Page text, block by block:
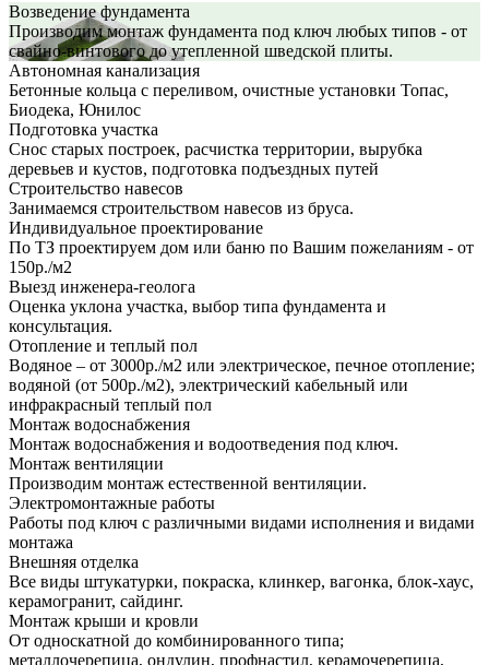
Возведение фундамента
Производим монтаж фундамента под ключ любых типов - от
свайно-винтового до утепленной шведской плиты.
Автономная канализация
Бетонные кольца с переливом, очистные установки Топас,
Биодека, Юнилос
Подготовка участка
Снос старых построек, расчистка территории, вырубка
деревьев и кустов, подготовка подъездных путей
Строительство навесов
Занимаемся строительством навесов из бруса.
Индивидуальное проектирование
По ТЗ проектируем дом или баню по Вашим пожеланиям - от
150р./м2
Выезд инженера-геолога
Оценка уклона участка, выбор типа фундамента и
консультация.
Отопление и теплый пол
Водяное – от 3000р./м2 или электрическое, печное отопление;
водяной (от 500р./м2), электрический кабельный или
инфракрасный теплый пол
Монтаж водоснабжения
Монтаж водоснабжения и водоотведения под ключ.
Монтаж вентиляции
Производим монтаж естественной вентиляции.
Электромонтажные работы
Работы под ключ с различными видами исполнения и видами
монтажа
Внешняя отделка
Все виды штукатурки, покраска, клинкер, вагонка, блок-хаус,
керамогранит, сайдинг.
Монтаж крыши и кровли
От односкатной до комбинированного типа;
металлочерепица, ондулин, профнастил, керамочерепица,